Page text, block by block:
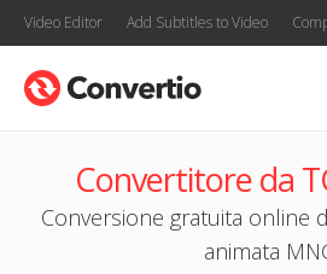
Video Editor Add Subtitles to Video
Convertitore da
Conversione gratuita online
animata